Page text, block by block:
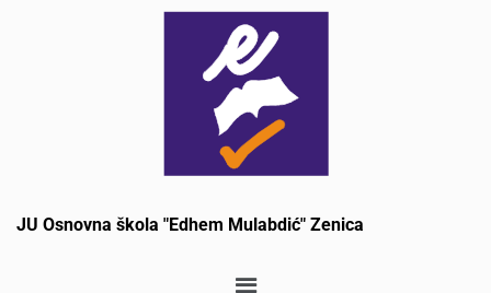
JU Osnovna škola "Edhem Mulabdić" Zenica